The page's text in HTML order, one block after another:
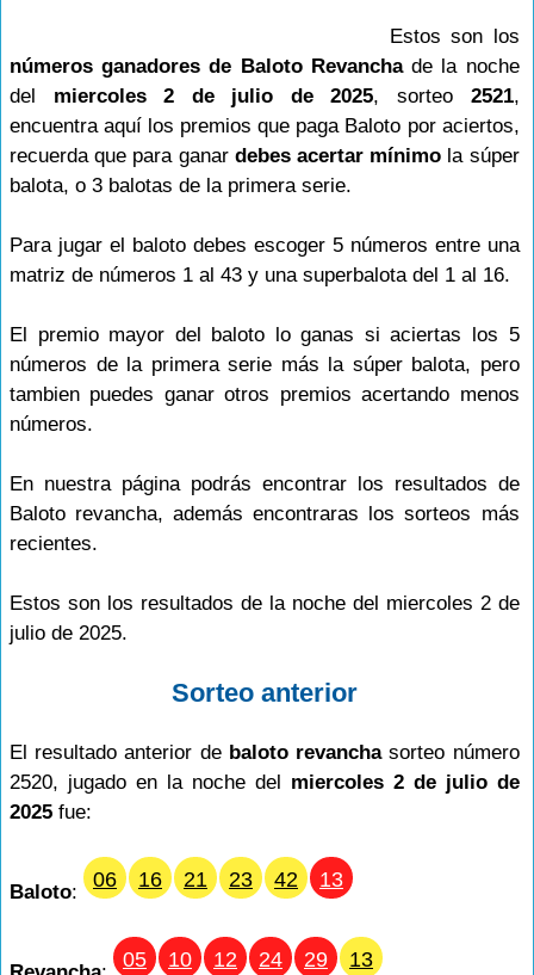
Estos son los
números ganadores de Baloto Revanchade la noche
del miercoles 2 de julio de 2025, sorteo 2521,
encuentra aquí los premios que paga Baloto por aciertos,
recuerda que para ganar debes acertar mínimo la súper
balota, o 3 balotas de la primera serie.
Para jugar el baloto debes escoger 5 números entre una
matriz de números 1 al 43 y una superbalota del 1 al 16.
El premio mayor del baloto lo ganas si aciertas los 5
números de la primera serie más la súper balota, pero
tambien puedes ganar otros premios acertando menos
números.
En nuestra página podrás encontrar los resultados de
Baloto revancha, además encontraras los sorteos más
recientes.
Estos son los resultados de la noche del miercoles 2 de
julio de 2025.
Sorteo anterior
El resultado anterior de baloto revanchasorteo número
2520, jugado en la noche del miercoles 2 de julio de
2025 fue:
Baloto:
06 16 21 23 42 13
05 10 12 24 29 13